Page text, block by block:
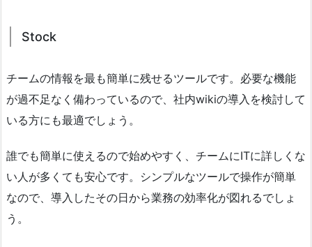
Stock
チームの情報を最も簡単に残せるツールです。必要な機能
が過不足なく備わっているので、社内wikiの導入を検討して
いる方にも最適でしょう。
誰でも簡単に使えるので始めやすく、チームにITに詳しくな
い人が多くても安心です。シンプルなツールで操作が簡単
なので、導入したその日から業務の効率化が図れるでしょ
う。